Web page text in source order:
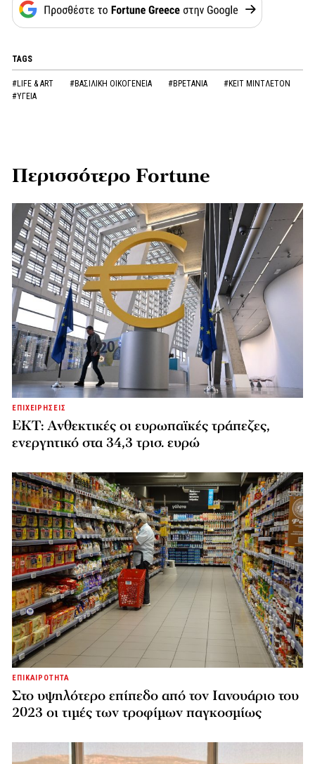
TAGS
#LIFE & ART #ΒΑΣΙΛΙΚΗ ΟΙΚΟΓΕΝΕΙΑ #ΒΡΕΤΑΝΙΑ
#ΚΕΙΤ ΜΙΝΤΛΕΤΟΝ
#ΥΓΕΙΑ
Περισσότερο Fortune
ΕΠΙΧΕΙΡΗΣΕΙΣ
ΕΚΤ: Ανθεκτικές οι ευρωπαϊκές τράπεζες,
ενεργητικό στα 34,3 τρισ. ευρώ
ΕΠΙΚΑΙΡΟΤΗΤΑ
Στο υψηλότερο επίπεδο από τον Ιανουάριο του
2023 οι τιμές των τροφίμων παγκοσμίως